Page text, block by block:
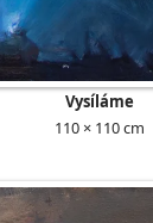
Vysíláme
110 × 110 cm